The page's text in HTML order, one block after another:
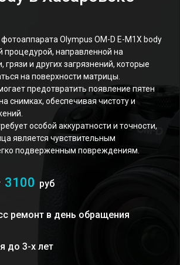
Olympus OM-D E-M1X body
процедурой, направленной на
грязи и других загрязнений, которые
на поверхности матрицы.
предотвратить появление пятен
снимках, обеспечивая чистоту и
особой аккуратности и точности,
является чувствительным
подверженным повреждениям.
3100 руб
ремонт в день обращения
до 3-х лет